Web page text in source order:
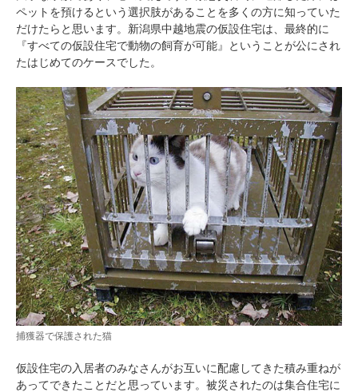
ペットを預けるという選択肢があることを多くの方に知っていた
だけたらと思います。新潟県中越地震の仮設住宅は、最終的に
『すべての仮設住宅で動物の飼育が可能』ということが公にされ
たはじめてのケースでした。
捕獲器で保護された猫
仮設住宅の入居者のみなさんがお互いに配慮してきた積み重ねが
あってできたことだと思っています。被災されたのは集合住宅に
閉じる
PECOアプリをダウンロード済みの方
アプリで開く